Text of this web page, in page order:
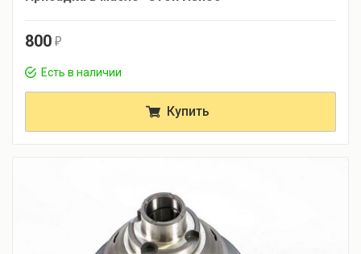
800 r
Есть в наличии
Купить